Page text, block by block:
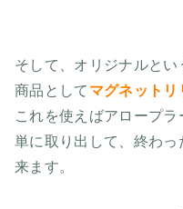
そして、オリジナルと
商品として マグネットリ
これを使えばアロープ
単に取り出して、終わ
来ます。